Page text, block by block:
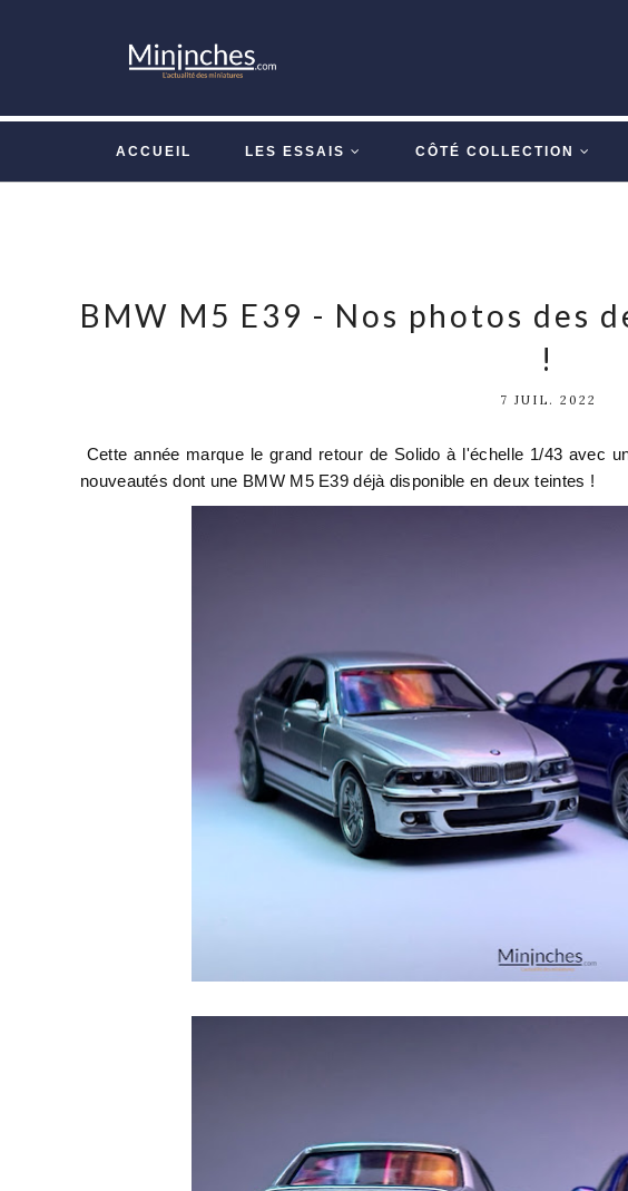
ACCUEIL LES ESSAIS CÔTÉ COLLECTION
BMW M5 E39 - Nos photos des
!
7 JUIL. 2022
Cette année marque le grand retour de Solido à l'échelle 1/43 avec
nouveautés dont une BMW M5 E39 déjà disponible en deux teintes !